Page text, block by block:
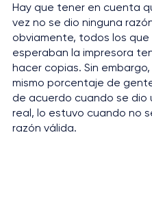
Hay que tener en cuenta
vez no se dio ninguna
obviamente, todos los que
esperaban la impresora
hacer copias. Sin embargo,
mismo porcentaje de
de acuerdo cuando se dio
real, lo estuvo cuando no
razón válida.